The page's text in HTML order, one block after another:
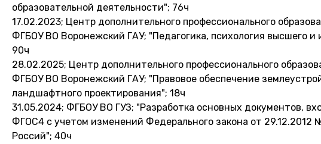
образовательной деятельности"; 76ч
17.02.2023; Центр дополнительного профессионального
ФГБОУ ВО Воронежский ГАУ; "Педагогика, психология высшего и
90ч
28.02.2025; Центр дополнительного профессионального
ФГБОУ ВО Воронежский ГАУ; "Правовое обеспечение
ландшафтного проектирования"; 18ч
31.05.2024; ФГБОУ ВО ГУЗ; "Разработка основных документов,
ФГОС4 с учетом изменений Федерального закона от
Россий"; 40ч